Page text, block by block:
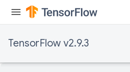
TensorFlow v2.9.3